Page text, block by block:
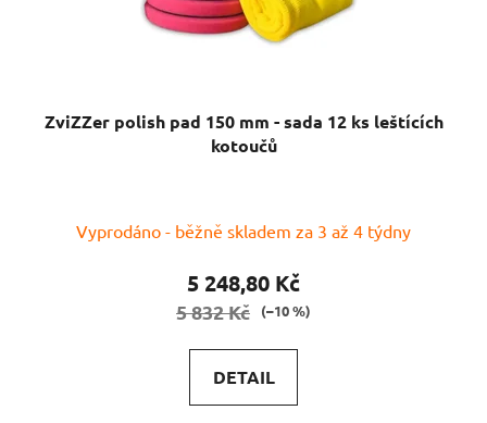
ZviZZer polish pad 150 mm - sada 12 ks leštících
kotoučů
Vyprodáno - běžně skladem za 3 až 4 týdny
5 248,80 Kč
5 832 Kč (–10 %)
DETAIL